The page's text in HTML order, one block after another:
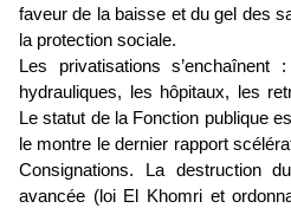
faveur de la baisse et du gel des
la protection sociale.
Les privatisations s’enchaînent
hydrauliques, les hôpitaux, les
Le statut de la Fonction publique
le montre le dernier rapport
Consignations. La destruction
avancée (loi El Khomri et